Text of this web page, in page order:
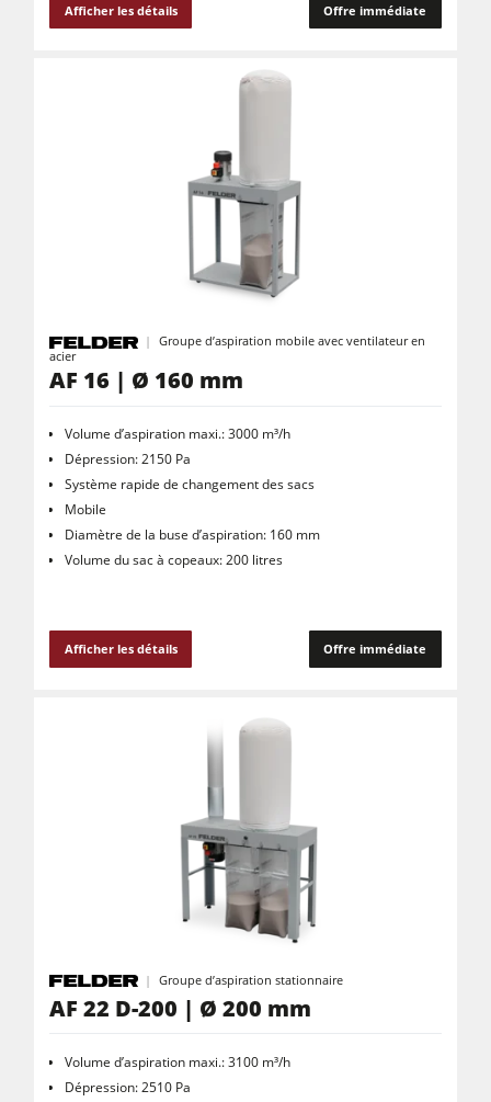
Afficher les détails Offre immédiate
Groupe d’aspiration mobile avec ventilateur en
acier
AF 16 | Ø 160 mm
Volume d’aspiration maxi.: 3000 m³/h
Dépression: 2150 Pa
Système rapide de changement des sacs
Mobile
Diamètre de la buse d’aspiration: 160 mm
Volume du sac à copeaux: 200 litres
Afficher les détails Offre immédiate
Groupe d’aspiration stationnaire
AF 22 D-200 | Ø 200 mm
Volume d’aspiration maxi.: 3100 m³/h
Dépression: 2510 Pa